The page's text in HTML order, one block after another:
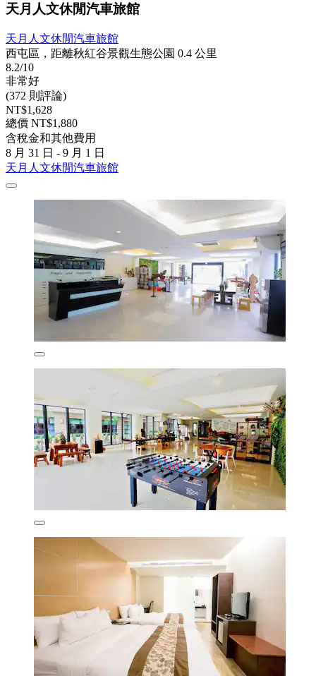
天月人文休閒汽車旅館
天月人文休閒汽車旅館
西屯區，距離秋紅谷景觀生態公園 0.4 公里
8.2/10
非常好
(372 則評論)
NT$1,628
總價 NT$1,880
含稅金和其他費用
8 月 31 日 - 9 月 1 日
天月人文休閒汽車旅館